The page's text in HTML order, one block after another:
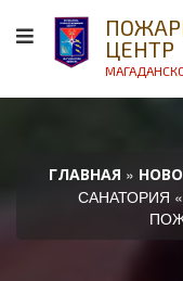
ЦЕНТР
ГЛАВНАЯ »
САНАТОРИЯ